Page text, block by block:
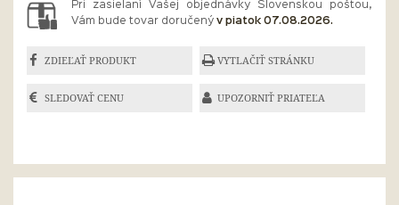
Pri zasielaní Vašej objednávky Slovenskou poštou,
Vám bude tovar doručený v piatok 07.08.2026.
ZDIEĽAŤ PRODUKT VYTLAČIŤ STRÁNKU
SLEDOVAŤ CENU UPOZORNIŤ PRIATEĽA